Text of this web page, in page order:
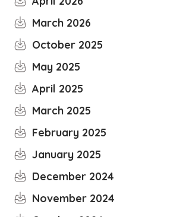
March 2026
October 2025
May 2025
April 2025
March 2025
February 2025
January 2025
December 2024
November 2024